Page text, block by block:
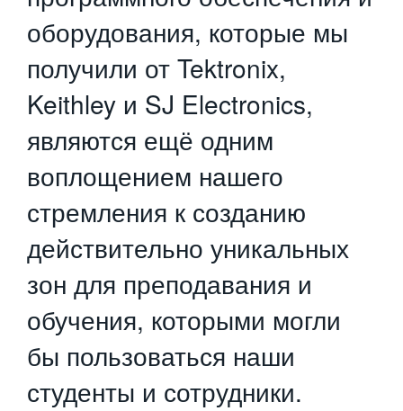
оборудования, которые мы
получили от Tektronix,
Keithley и SJ Electronics,
являются ещё одним
воплощением нашего
стремления к созданию
действительно уникальных
зон для преподавания и
обучения, которыми могли
бы пользоваться наши
студенты и сотрудники.